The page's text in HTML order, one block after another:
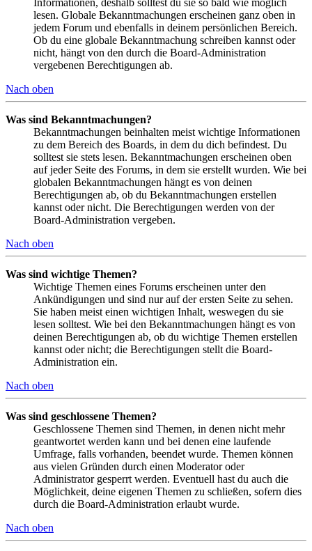
lesen. Globale Bekanntmachungen erscheinen ganz oben in
jedem Forum und ebenfalls in deinem persönlichen Bereich.
Ob du eine globale Bekanntmachung schreiben kannst oder
nicht, hängt von den durch die Board-Administration
vergebenen Berechtigungen ab.
Nach oben
Was sind Bekanntmachungen?
Bekanntmachungen beinhalten meist wichtige Informationen
zu dem Bereich des Boards, in dem du dich befindest. Du
solltest sie stets lesen. Bekanntmachungen erscheinen oben
auf jeder Seite des Forums, in dem sie erstellt wurden. Wie bei
globalen Bekanntmachungen hängt es von deinen
Berechtigungen ab, ob du Bekanntmachungen erstellen
kannst oder nicht. Die Berechtigungen werden von der
Board-Administration vergeben.
Nach oben
Was sind wichtige Themen?
Wichtige Themen eines Forums erscheinen unter den
Ankündigungen und sind nur auf der ersten Seite zu sehen.
Sie haben meist einen wichtigen Inhalt, weswegen du sie
lesen solltest. Wie bei den Bekanntmachungen hängt es von
deinen Berechtigungen ab, ob du wichtige Themen erstellen
kannst oder nicht; die Berechtigungen stellt die Board-
Administration ein.
Nach oben
Was sind geschlossene Themen?
Geschlossene Themen sind Themen, in denen nicht mehr
geantwortet werden kann und bei denen eine laufende
Umfrage, falls vorhanden, beendet wurde. Themen können
aus vielen Gründen durch einen Moderator oder
Administrator gesperrt werden. Eventuell hast du auch die
Möglichkeit, deine eigenen Themen zu schließen, sofern dies
durch die Board-Administration erlaubt wurde.
Nach oben